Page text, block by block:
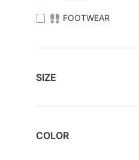
FOOTWEAR
SIZE
COLOR